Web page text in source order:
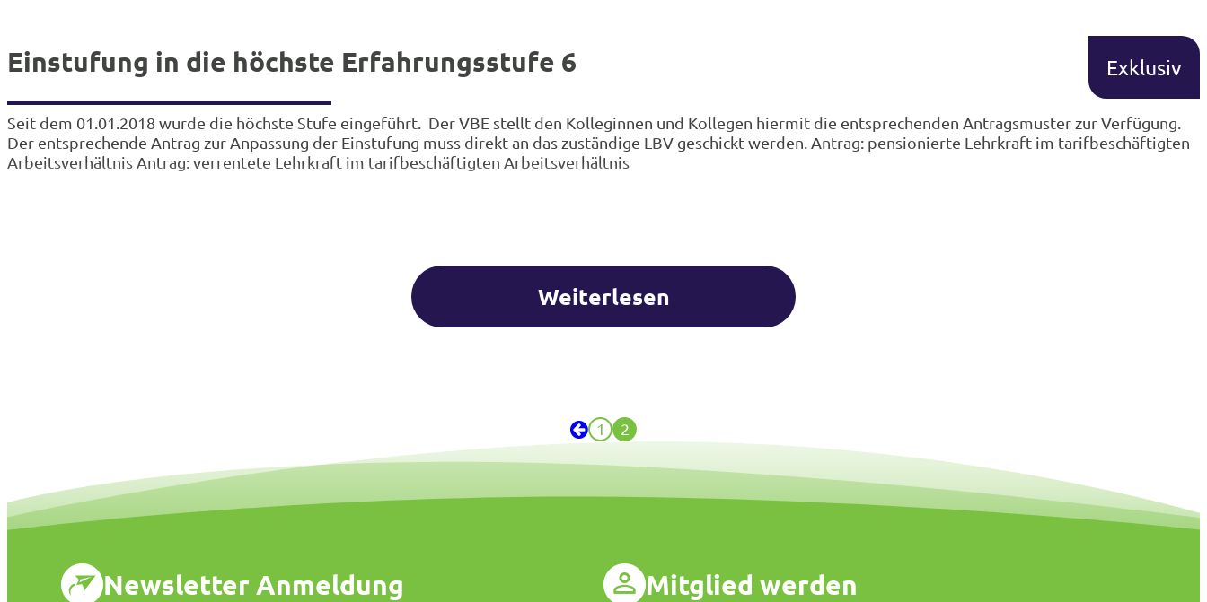
Exklusiv
Einstufung in die höchste Erfahrungsstufe 6
Seit dem 01.01.2018 wurde die höchste Stufe eingeführt. Der VBE stellt den Kolleginnen und Kollegen hiermit die entsprechenden Antragsmuster zur Verfügung.
Der entsprechende Antrag zur Anpassung der Einstufung muss direkt an das zuständige LBV geschickt werden. Antrag: pensionierte Lehrkraft im tarifbeschäftigten
Arbeitsverhältnis Antrag: verrentete Lehrkraft im tarifbeschäftigten Arbeitsverhältnis
Weiterlesen
1 2
Newsletter Anmeldung Mitglied werden